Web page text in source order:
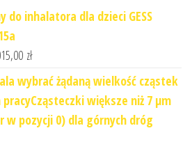
do inhalatora dla dzieci GESS
zł
wybrać żądaną wielkość cząstek
większe niż 7 μm
w pozycji 0) dla górnych dróg